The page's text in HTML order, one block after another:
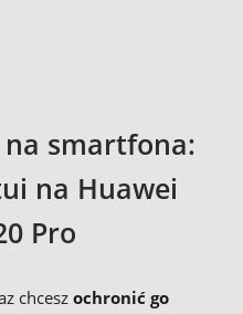
smartfona:
na Huawei
Pro
chcesz ochronić go